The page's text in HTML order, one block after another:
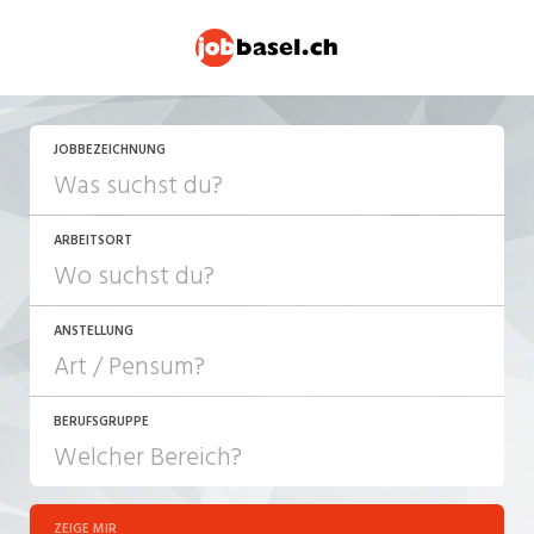
JOBBEZEICHNUNG
ARBEITSORT
ANSTELLUNG
JOB-TYP
Festanstellung
BERUFSGRUPPE
ZEIGE MIR